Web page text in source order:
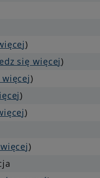
)
się więcej)
)
)
)
)